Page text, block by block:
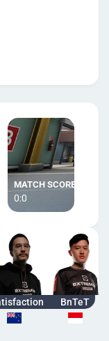
0:0
BnTeT